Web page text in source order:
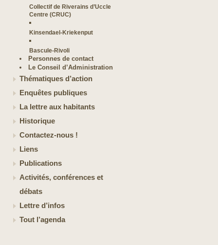
Collectif de Riverains d’Uccle
Centre (CRUC)
Kinsendael-Kriekenput
Bascule-Rivoli
Personnes de contact
Le Conseil d’Administration
Thématiques d’action
Enquêtes publiques
La lettre aux habitants
Historique
Contactez-nous !
Liens
Publications
Activités, conférences et
débats
Lettre d’infos
Tout l’agenda